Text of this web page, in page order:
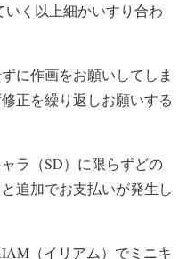
く以上細かいすり合わ
に作画をお願いしてしま
正を繰り返しお願いする
ラ（SD）に限らずどの
追加でお支払いが発生し
（イリアム）でミニキ